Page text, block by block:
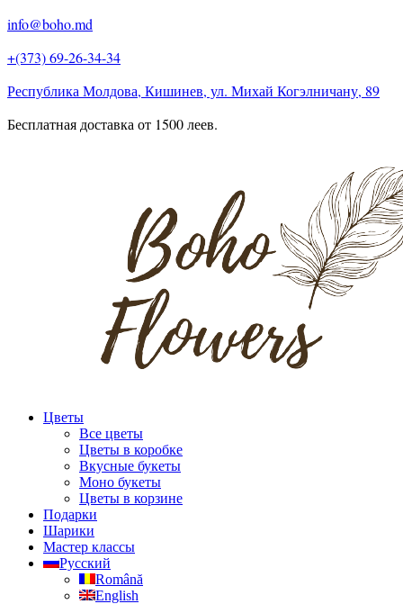
info@boho.md
+(373) 69-26-34-34
Республика Молдова, Кишинев, ул. Михай Когэлничану, 89
Бесплатная доставка от 1500 леев.
Цветы
Все цветы
Цветы в коробке
Вкусные букеты
Моно букеты
Цветы в корзине
Подарки
Шарики
Мастер классы
Русский
Română
English